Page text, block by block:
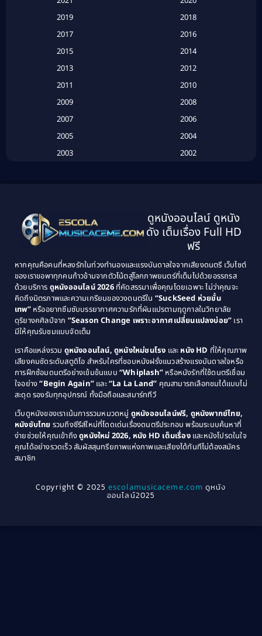
Based on a True Story เรื่องจริง (20)
Based on a True Story เรื่องจริง (16)
(134)
Classic หนังคลาสสิก(21)
Classic หนังคลาสสิก(25)
Comedy ตลก(46)
Comedy ตลก(515)
Coming of Age ก้าวพ้นวัย(1)
Coming-of-Age(3)
Community(1)
Crime อาชญากรรม(78)
Cult Film(4)
2019
2018
2017
2016
2015
2014
2013
2012
2011
2010
2009
2008
2007
2006
2005
2004
2003
2002
1995
1994
1993
1992
1989
1988
1987
1986
1985
1984
1983
1982
1979
1978
1976
1975
1974
1971
1970
1969
1968
1964
1963
1940
ดูหนังออนไลน์ ดูหนัง
ดัง เต็มเรื่อง Full HD
ฟรี
หากคุณคือคนที่หลงรักในท่วงทำนองและแรงบันดาลใจจากเสียงดนตรี เว็บไซต์
ของเราขอพาทุกคนก้าวข้ามจากตัวโน้ตสู่โลกภาพยนตร์ที่เต็มไปด้วยอรรถรส
ด้วยบริการ ดูหนังออนไลน์ 2026ที่คัดสรรมาเพื่อคุณโดยเฉพาะ ไม่ว่าคุณจะ
คิดถึงมิตรภาพและความเกรียนของวงดนตรีใน “SuckSeed ห่วยขั้น
เทพ”หรืออยากซึมซับบรรยากาศความรักที่ผันแปรตามฤดูกาลในวิทยาลัย
ดุริยางคศิลป์จาก “Season Change เพราะอากาศเปลี่ยนแปลงบ่อย” เรา
มีให้คุณรับชมแบบจัดเต็ม
เราคือแหล่งรวม ดูหนังออนไลน์, ดูหนังใหม่ชนโรง และ หนัง HD ที่ให้คุณภาพ
เสียงคมชัดระดับสตูดิโอ สำหรับใครที่ชอบหนังฝรั่งแนวสร้างแรงบันดาลใจหรือ
การฝึกซ้อมดนตรีอย่างเข้มข้นแบบ “Whiplash” หรือหนังรักที่ใช้ดนตรีเชื่อม
ใจอย่าง“Begin Again” และ“La La Land” คุณสามารถเลือกชมได้แบบไม่
สะดุด รองรับทุกอุปกรณ์ ทั้งมือถือและสมาร์ททีวี
เว็บดูหนังของเราเน้นการรวมหมวดหมู่ ดูหนังออนไลน์ฟรี, ดูหนังพากย์ไทย,
หนังซับไทย รวมถึงซีรีส์ใหม่ที่โดดเด่นเรื่องดนตรีประกอบ พร้อมระบบค้นหาที่
ง่ายช่วยให้คุณเข้าถึงดูหนังใหม่ 2026, หนัง HD เต็มเรื่องและหนังโปรดในใจ
คุณได้อย่างรวดเร็ว สัมผัสสุนทรียภาพแห่งภาพและเสียงได้ทันทีไม่ต้องสมัคร
สมาชิก
Copyright © 2025escolamusicaceme.com ดูหนัง
ออนไลน์2025